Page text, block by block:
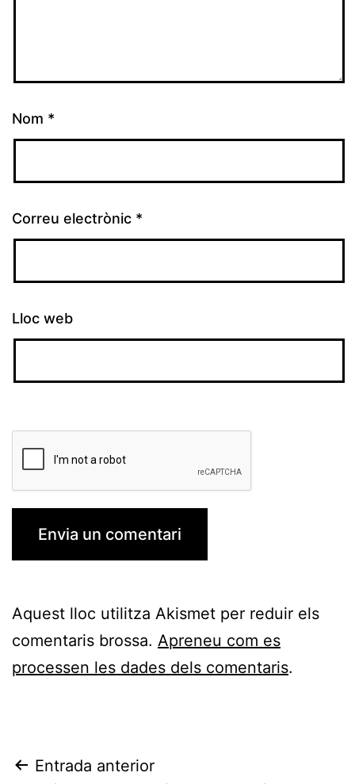
Nom *
Correu electrònic *
Lloc web
Aquest lloc utilitza Akismet per reduir els
comentaris brossa. Apreneu com es
processen les dades dels comentaris.
Navegació
Entrada anterior